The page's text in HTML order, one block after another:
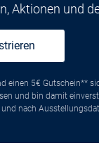
Aktionen und
einen 5€ Gutschein**
und bin damit
nach